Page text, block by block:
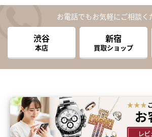
お電話でもお気軽にご相談く
渋谷
本店
新宿
買取ショップ